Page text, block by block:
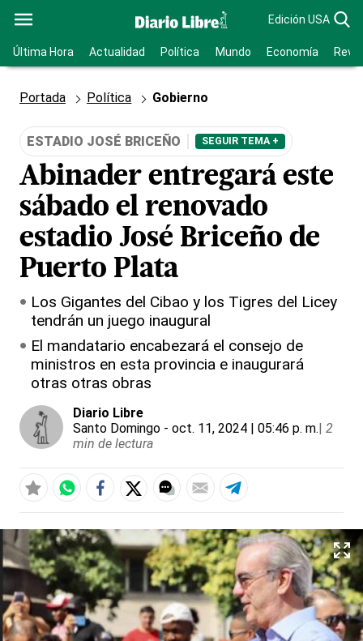
Edición USA
Última Hora Actualidad Política Mundo Economía
Portada Política Gobierno
ESTADIO JOSÉ BRICEÑO SEGUIR TEMA +
Abinader entregará este
sábado el renovado
estadio José Briceño de
Puerto Plata
Los Gigantes del Cibao y los Tigres del Licey
tendrán un juego inaugural
El mandatario encabezará el consejo de
ministros en esta provincia e inaugurará
otras otras obras
Diario Libre
Santo Domingo - oct. 11, 2024 | 05:46 p. m.| 2
min de lectura